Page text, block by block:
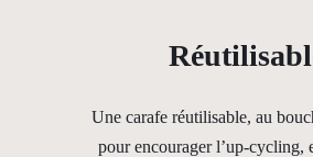
Une carafe réutilisable, au
pour encourager l’up-cycling,